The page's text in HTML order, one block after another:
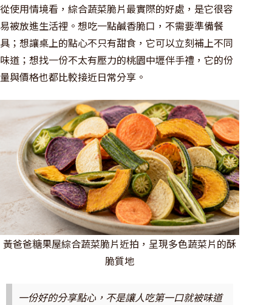
從使用情境看，綜合蔬菜脆片最實際的好處，是它很容
易被放進生活裡。想吃一點鹹香脆口，不需要準備餐
具；想讓桌上的點心不只有甜食，它可以立刻補上不同
味道；想找一份不太有壓力的桃園中壢伴手禮，它的份
量與價格也都比較接近日常分享。
黃爸爸糖果屋綜合蔬菜脆片近拍，呈現多色蔬菜片的酥
脆質地
一份好的分享點心，不是讓人吃第一口就被味道